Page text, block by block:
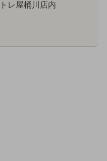
レ屋桶川店内